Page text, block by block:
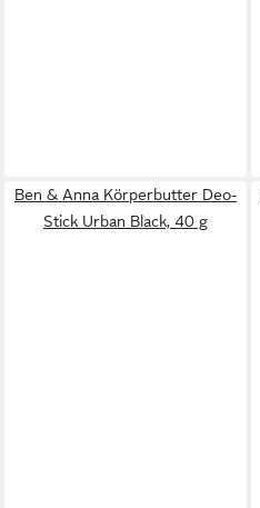
Ben & Anna Körperbutter Deo-
Stick Urban Black, 40 g